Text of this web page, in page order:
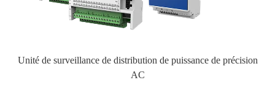
Unité de surveillance de distribution de puissance de précision
AC